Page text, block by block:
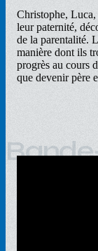
Christophe, Luca,
leur paternité,
de la parentalité.
manière dont ils
progrès au cours
que devenir père